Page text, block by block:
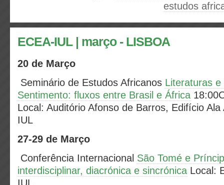
estudos
ECEA-IUL | março - LISBOA
20 de Março
Seminário de Estudos Africanos Literaturas
Sentimento: fluxos entre Brasil e África
Local: Auditório Afonso de Barros, Edifício
IUL
27-29 de Março
Conferência Internacional São Tomé e
interdisciplinar, diacrónica e sincrónica Local: